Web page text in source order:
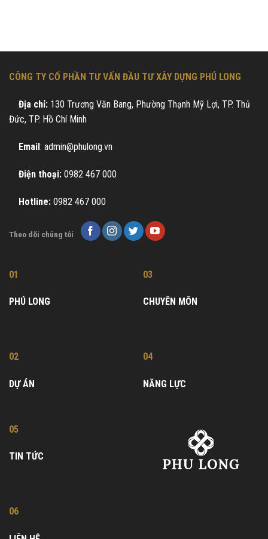
CÔNG TY CỔ PHẦN TƯ VẤN ĐẦU TƯ XÂY DỰNG PHÚ LONG
Địa chỉ: 130 Trương Văn Bang, Phường Thạnh Mỹ Lợi, TP. Thủ
Đức, TP. Hồ Chí Minh
Email: admin@phulong.vn
Điện thoại: 0982 467 000
Hotline: 0982 467 000
Theo dõi chúng tôi
01
PHÚ LONG
02
DỰ ÁN
03
CHUYÊN MÔN
04
NĂNG LỰC
05
TIN TỨC
06